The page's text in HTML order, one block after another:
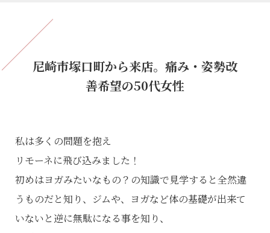
尼崎市塚口町から来店。痛み・姿勢改
善希望の50代女性
私は多くの問題を抱え
リモーネに飛び込みました！
初めはヨガみたいなもの？の知識で見学すると全然違
うものだと知り、ジムや、ヨガなど体の基礎が出来て
いないと逆に無駄になる事を知り、